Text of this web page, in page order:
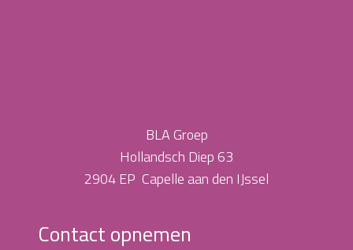
BLA Groep
Hollandsch Diep 63
2904 EP Capelle aan den IJssel
Contact opnemen